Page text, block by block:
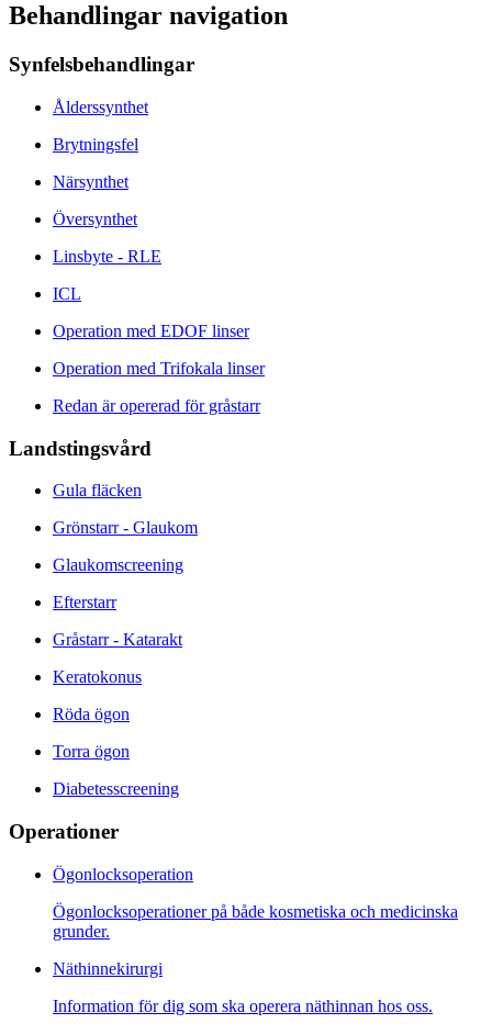
Behandlingar navigation
Synfelsbehandlingar
Ålderssynthet
Brytningsfel
Närsynthet
Översynthet
Linsbyte - RLE
ICL
Operation med EDOF linser
Operation med Trifokala linser
Redan är opererad för gråstarr
Landstingsvård
Gula fläcken
Grönstarr - Glaukom
Glaukomscreening
Efterstarr
Gråstarr - Katarakt
Keratokonus
Röda ögon
Torra ögon
Diabetesscreening
Operationer
Ögonlocksoperation
Ögonlocksoperationer på både kosmetiska och medicinska
grunder.
Näthinnekirurgi
Information för dig som ska operera näthinnan hos oss.